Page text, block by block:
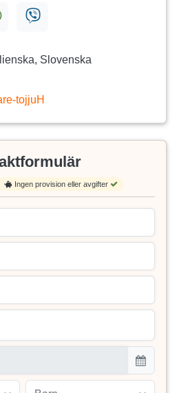
Slovenska
tojjuH
Ingen provision eller avgifter